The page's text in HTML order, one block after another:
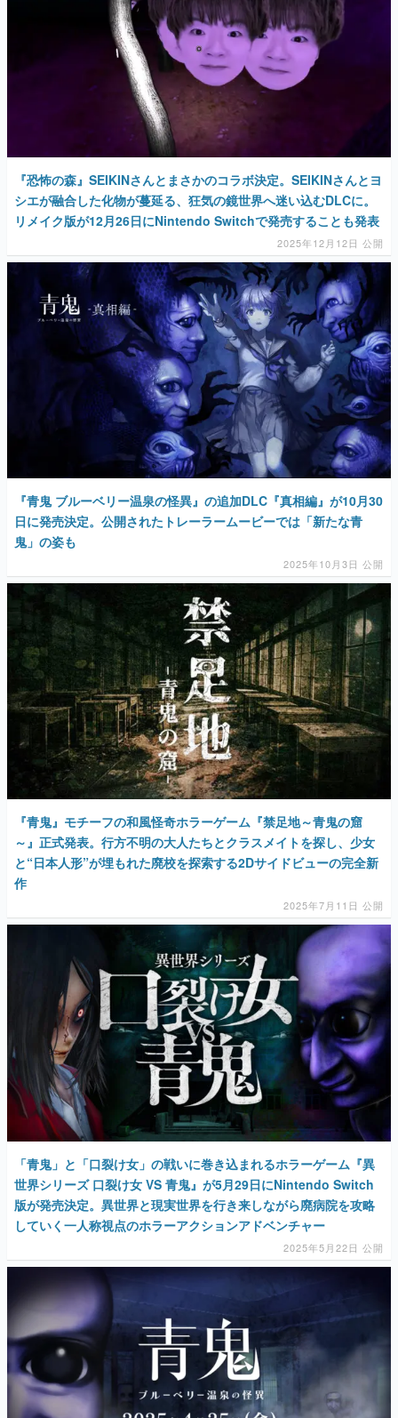
『恐怖の森』SEIKINさんとまさかのコラボ決定。SEIKINさんとヨ
シエが融合した化物が蔓延る、狂気の鏡世界へ迷い込むDLCに。
リメイク版が12月26日にNintendo Switchで発売することも発表
2025年12月12日 公開
『青鬼 ブルーベリー温泉の怪異』の追加DLC『真相編』が10月30
日に発売決定。公開されたトレーラームービーでは「新たな青
鬼」の姿も
2025年10月3日 公開
『青鬼』モチーフの和風怪奇ホラーゲーム『禁足地～青鬼の窟
～』正式発表。行方不明の大人たちとクラスメイトを探し、少女
と“日本人形”が埋もれた廃校を探索する2Dサイドビューの完全新
作
2025年7月11日 公開
「青鬼」と「口裂け女」の戦いに巻き込まれるホラーゲーム『異
世界シリーズ 口裂け女 VS 青鬼』が5月29日にNintendo Switch
版が発売決定。異世界と現実世界を行き来しながら廃病院を攻略
していく一人称視点のホラーアクションアドベンチャー
2025年5月22日 公開